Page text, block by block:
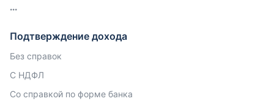
Подтверждение дохода
Без справок
С НДФЛ
Со справкой по форме банка